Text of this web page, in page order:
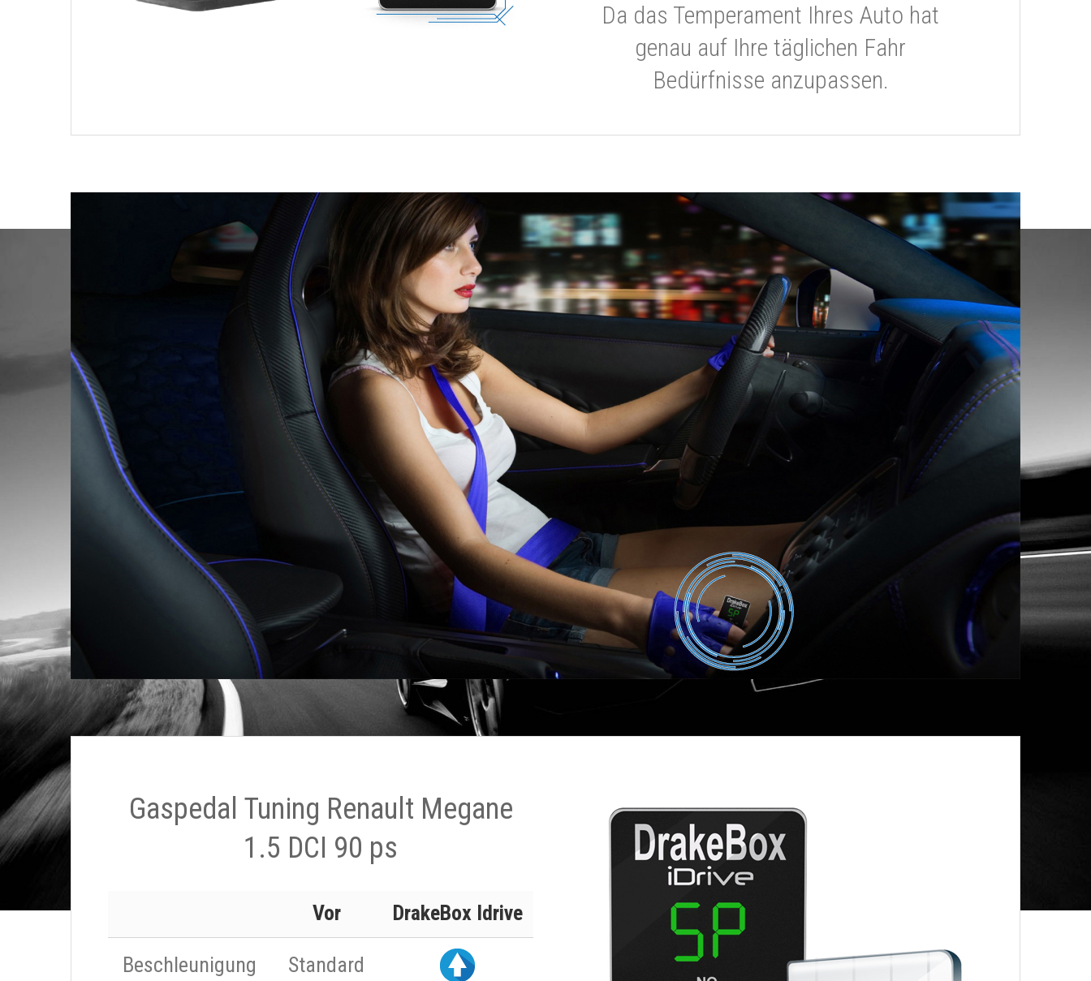
Da das Temperament Ihres Auto hat
genau auf Ihre täglichen Fahr
Bedürfnisse anzupassen.
Gaspedal Tuning Renault Megane
1.5 DCI 90 ps
Vor DrakeBox Idrive
Beschleunigung Standard